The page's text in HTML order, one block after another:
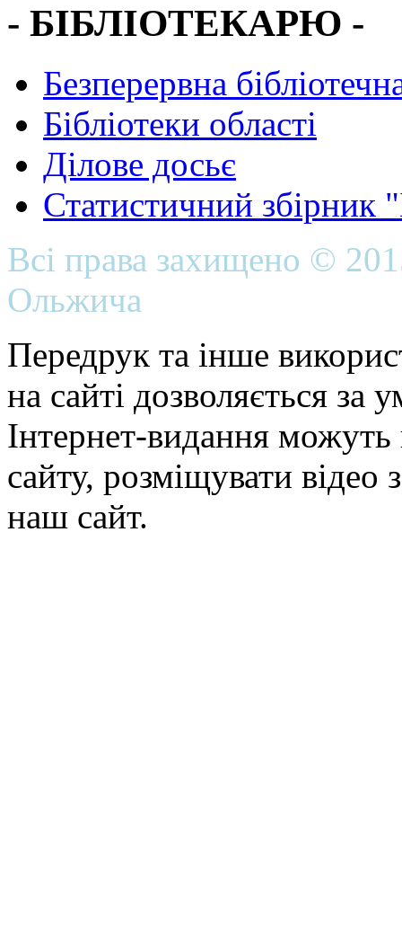
- БІБЛІОТЕКАРЮ -
Безперервна
Бібліотеки області
Ділове досьє
Статистичний
Всі права захищено ©
Ольжича
Передрук та інше
на сайті дозволяється
Інтернет-видання можуть
сайту, розміщувати відео
наш сайт.